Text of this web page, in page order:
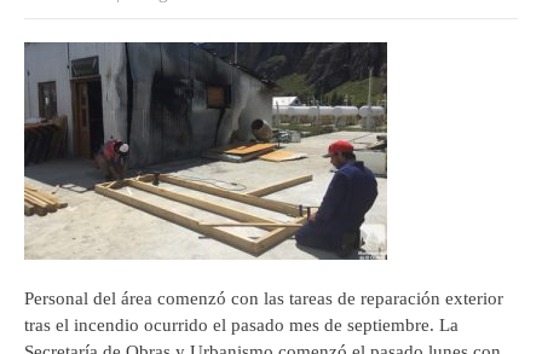
Personal del área comenzó con las tareas de reparación exterior
tras el incendio ocurrido el pasado mes de septiembre. La